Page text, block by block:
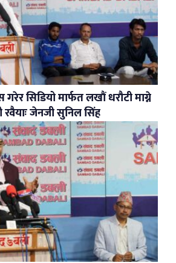
सिडियो मार्फत लखौं धरौटी माग्ने
जेनजी सुनिल सिंह